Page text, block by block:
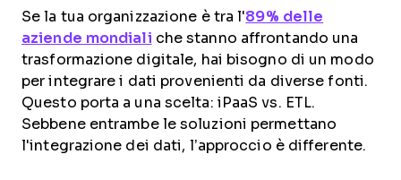
Se la tua organizzazione è tra l'89% delle
aziende mondiali che stanno affrontando una
trasformazione digitale, hai bisogno di un modo
per integrare i dati provenienti da diverse fonti.
Questo porta a una scelta: iPaaS vs. ETL.
Sebbene entrambe le soluzioni permettano
l'integrazione dei dati, l’approccio è differente.